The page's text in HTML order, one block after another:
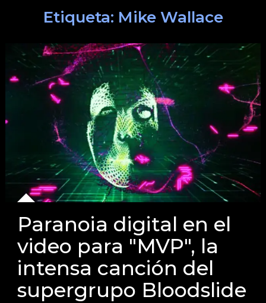
Etiqueta: Mike Wallace
Paranoia digital en el
video para "MVP", la
intensa canción del
supergrupo Bloodslide